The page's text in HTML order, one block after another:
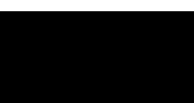
mande el